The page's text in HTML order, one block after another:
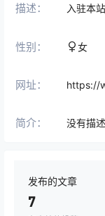
描述： 入驻本站
性别： 女
网址： https://
简介： 没有描述
发布的文章
7